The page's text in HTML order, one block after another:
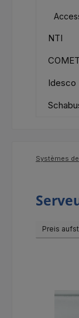
NTI
COMET
Idesco
Systèmes